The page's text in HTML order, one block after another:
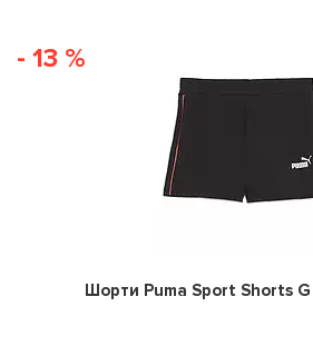
- 13 %
Шорти Puma Sport Shorts